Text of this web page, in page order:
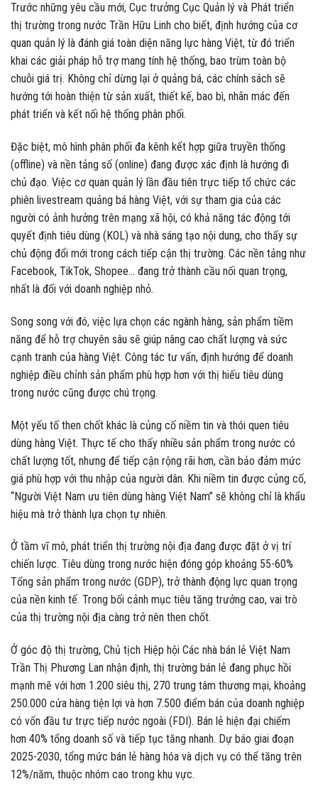
Trước những yêu cầu mới, Cục trưởng Cục Quản lý và Phát triển
thị trường trong nước Trần Hữu Linh cho biết, định hướng của cơ
quan quản lý là đánh giá toàn diện năng lực hàng Việt, từ đó triển
khai các giải pháp hỗ trợ mang tính hệ thống, bao trùm toàn bộ
chuỗi giá trị. Không chỉ dừng lại ở quảng bá, các chính sách sẽ
hướng tới hoàn thiện từ sản xuất, thiết kế, bao bì, nhãn mác đến
phát triển và kết nối hệ thống phân phối.
Đặc biệt, mô hình phân phối đa kênh kết hợp giữa truyền thống
(offline) và nền tảng số (online) đang được xác định là hướng đi
chủ đạo. Việc cơ quan quản lý lần đầu tiên trực tiếp tổ chức các
phiên livestream quảng bá hàng Việt, với sự tham gia của các
người có ảnh hưởng trên mạng xã hội, có khả năng tác động tới
quyết định tiêu dùng (KOL) và nhà sáng tạo nội dung, cho thấy sự
chủ động đổi mới trong cách tiếp cận thị trường. Các nền tảng như
Facebook, TikTok, Shopee… đang trở thành cầu nối quan trọng,
nhất là đối với doanh nghiệp nhỏ.
Song song với đó, việc lựa chọn các ngành hàng, sản phẩm tiềm
năng để hỗ trợ chuyên sâu sẽ giúp nâng cao chất lượng và sức
cạnh tranh của hàng Việt. Công tác tư vấn, định hướng để doanh
nghiệp điều chỉnh sản phẩm phù hợp hơn với thị hiếu tiêu dùng
trong nước cũng được chú trọng.
Một yếu tố then chốt khác là củng cố niềm tin và thói quen tiêu
dùng hàng Việt. Thực tế cho thấy nhiều sản phẩm trong nước có
chất lượng tốt, nhưng để tiếp cận rộng rãi hơn, cần bảo đảm mức
giá phù hợp với thu nhập của người dân. Khi niềm tin được củng cố,
“Người Việt Nam ưu tiên dùng hàng Việt Nam” sẽ không chỉ là khẩu
hiệu mà trở thành lựa chọn tự nhiên.
Ở tầm vĩ mô, phát triển thị trường nội địa đang được đặt ở vị trí
chiến lược. Tiêu dùng trong nước hiện đóng góp khoảng 55-60%
Tổng sản phẩm trong nước (GDP), trở thành động lực quan trọng
của nền kinh tế. Trong bối cảnh mục tiêu tăng trưởng cao, vai trò
của thị trường nội địa càng trở nên then chốt.
Ở góc độ thị trường, Chủ tịch Hiệp hội Các nhà bán lẻ Việt Nam
Trần Thị Phương Lan nhận định, thị trường bán lẻ đang phục hồi
mạnh mẽ với hơn 1.200 siêu thị, 270 trung tâm thương mại, khoảng
250.000 cửa hàng tiện lợi và hơn 7.500 điểm bán của doanh nghiệp
có vốn đầu tư trực tiếp nước ngoài (FDI). Bán lẻ hiện đại chiếm
hơn 40% tổng doanh số và tiếp tục tăng nhanh. Dự báo giai đoạn
2025-2030, tổng mức bán lẻ hàng hóa và dịch vụ có thể tăng trên
12%/năm, thuộc nhóm cao trong khu vực.